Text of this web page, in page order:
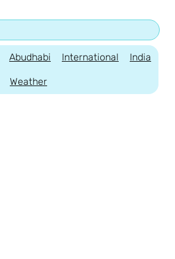
Abudhabi International India
Weather